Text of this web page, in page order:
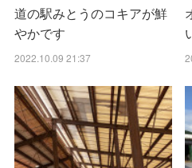
道の駅みとうのコキアが鮮
やかです
2022.10.09 21:37